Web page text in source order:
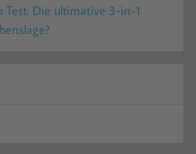
Test: Die ultimative 3-in-1